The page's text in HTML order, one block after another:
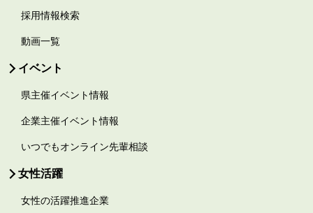
採用情報検索
動画一覧
イベント
県主催イベント情報
企業主催イベント情報
いつでもオンライン先輩相談
女性活躍
女性の活躍推進企業